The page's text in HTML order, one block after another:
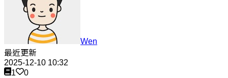
Wen
最近更新
2025-12-10 10:32
1
0